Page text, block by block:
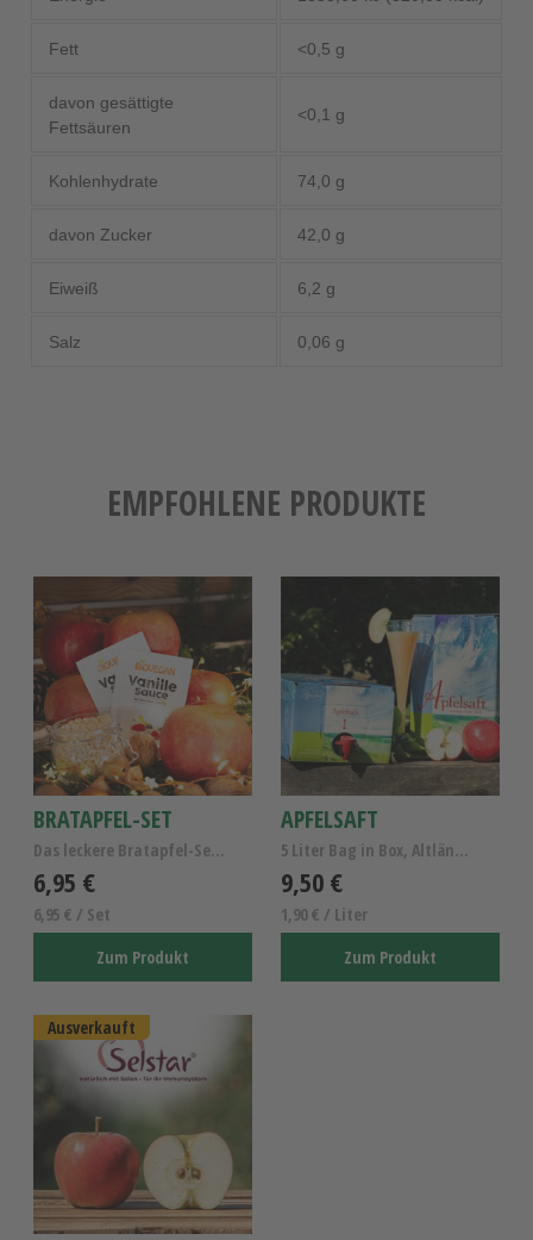
Fett <0,5 g
davon gesättigte
Fettsäuren
<0,1 g
Kohlenhydrate 74,0 g
davon Zucker 42,0 g
Eiweiß 6,2 g
Salz 0,06 g
EMPFOHLENE PRODUKTE
BRATAPFEL-SET
Das leckere Bratapfel-Set für Zuhause
6,95 €
6,95 € / Set
Zum Produkt
APFELSAFT
5 Liter Bag in Box, Altländer Apfelsaft naturtrüb
9,50 €
1,90 € / Liter
Zum Produkt
Ausverkauft